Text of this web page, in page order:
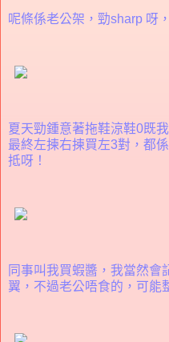
呢條係老公架，勁sharp 呀
夏天勁鍾意著拖鞋涼鞋0既
最終左揀右揀買左3對，都
抵呀！
同事叫我買蝦醬，我當然會
翼，不過老公唔食的，可能